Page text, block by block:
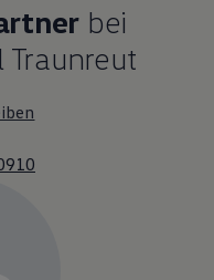
bei
Traunreut